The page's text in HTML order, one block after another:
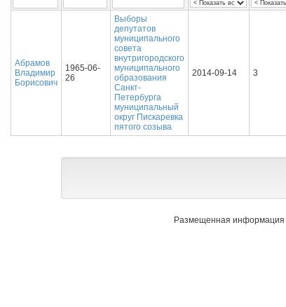
Абрамов
Владимир
Борисович
1965-06-
26
Выборы
депутатов
муниципального
совета
внутригородского
муниципального
образования
Санкт-
Петербурга
муниципальный
округ Пискаревка
пятого созыва
2014-09-14 3
Размещенная информация